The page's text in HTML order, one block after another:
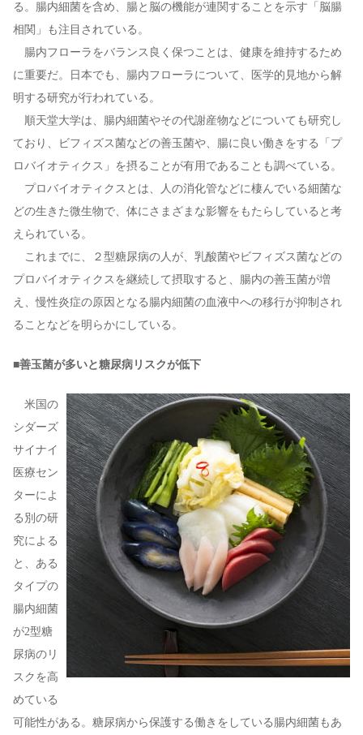
る。腸内細菌を含め、腸と脳の機能が連関することを示す「脳腸
相関」も注目されている。
腸内フローラをバランス良く保つことは、健康を維持するため
に重要だ。日本でも、腸内フローラについて、医学的見地から解
明する研究が行われている。
順天堂大学は、腸内細菌やその代謝産物などについても研究し
ており、ビフィズス菌などの善玉菌や、腸に良い働きをする「プ
ロバイオティクス」を摂ることが有用であることも調べている。
プロバイオティクスとは、人の消化管などに棲んでいる細菌な
どの生きた微生物で、体にさまざまな影響をもたらしていると考
えられている。
これまでに、２型糖尿病の人が、乳酸菌やビフィズス菌などの
プロバイオティクスを継続して摂取すると、腸内の善玉菌が増
え、慢性炎症の原因となる腸内細菌の血液中への移行が抑制され
ることなどを明らかにしている。
■善玉菌が多いと糖尿病リスクが低下
米国の
シダーズ
サイナイ
医療セン
ターによ
る別の研
究による
と、ある
タイプの
腸内細菌
が2型糖
尿病のリ
スクを高
めている
可能性がある。糖尿病から保護する働きをしている腸内細菌もあ